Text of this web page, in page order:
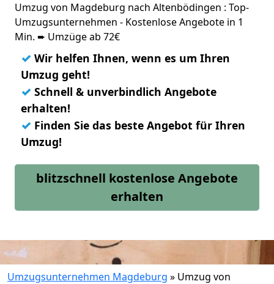
Umzug von Magdeburg nach Altenbödingen : Top-
Umzugsunternehmen - Kostenlose Angebote in 1
Min. ➨ Umzüge ab 72€
✓ Wir helfen Ihnen, wenn es um Ihren
Umzug geht!
✓ Schnell & unverbindlich Angebote
erhalten!
✓ Finden Sie das beste Angebot für Ihren
Umzug!
blitzschnell kostenlose Angebote
erhalten
Umzugsunternehmen Magdeburg » Umzug von